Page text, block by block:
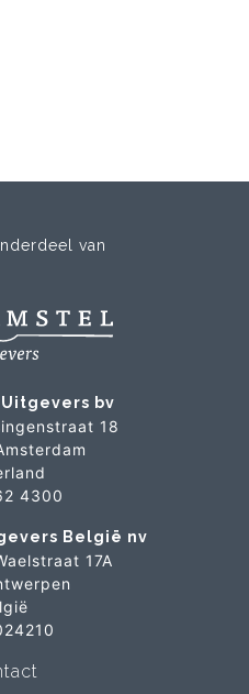
van
bv
18
4300
België nv
17A